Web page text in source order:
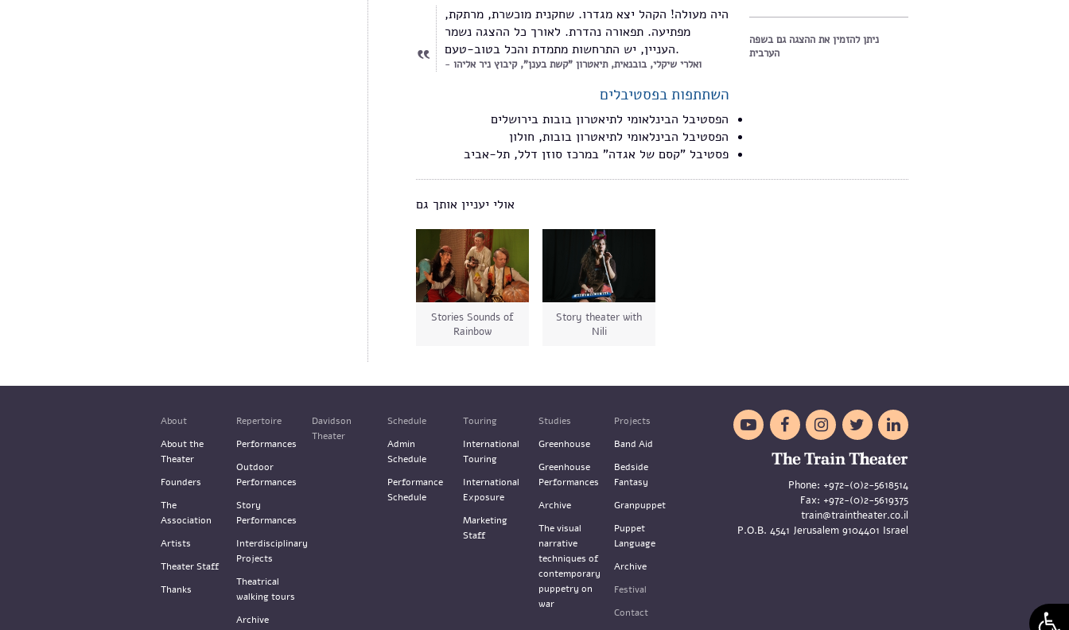
היה מעולה! הקהל יצא מגדרו. שחקנית מוכשרת, מרתקת,
מפתיעה. תפאורה נהדרת. לאורך כל ההצגה נשמר
העניין, יש התרחשות מתמדת והכל בטוב-טעם.
ואלרי שיקלי, בובנאית, תיאטרון "קשת בענן", קיבוץ ניר אליהו
השתתפות בפסטיבלים
הפסטיבל הבינלאומי לתיאטרון בובות בירושלים
הפסטיבל הבינלאומי לתיאטרון בובות, חולון
פסטיבל "קסם של אגדה" במרכז סוזן דלל, תל-אביב
ניתן להזמין את ההצגה גם בשפה
הערבית
אולי יעניין אותך גם
Stories Sounds of
Rainbow
Story theater with
Nili
About
About the
Theater
Founders
The
Association
Artists
Theater Staff
Thanks
Repertoire
Performances
Outdoor
Performances
Story
Performances
Interdisciplinary
Projects
Theatrical
walking tours
Archive
Davidson
Theater
Schedule
Admin
Schedule
Performance
Schedule
Touring
International
Touring
International
Exposure
Marketing
Staff
Studies
Greenhouse
Greenhouse
Performances
Archive
The visual
narrative
techniques of
contemporary
puppetry on
war
Projects
Band Aid
Bedside
Fantasy
Granpuppet
Puppet
Language
Archive
Festival
Contact
    
Phone: +972-(0)2-5618514
Fax: +972-(0)2-5619375
train@traintheater.co.il
P.O.B. 4541 Jerusalem 9104401 Israel